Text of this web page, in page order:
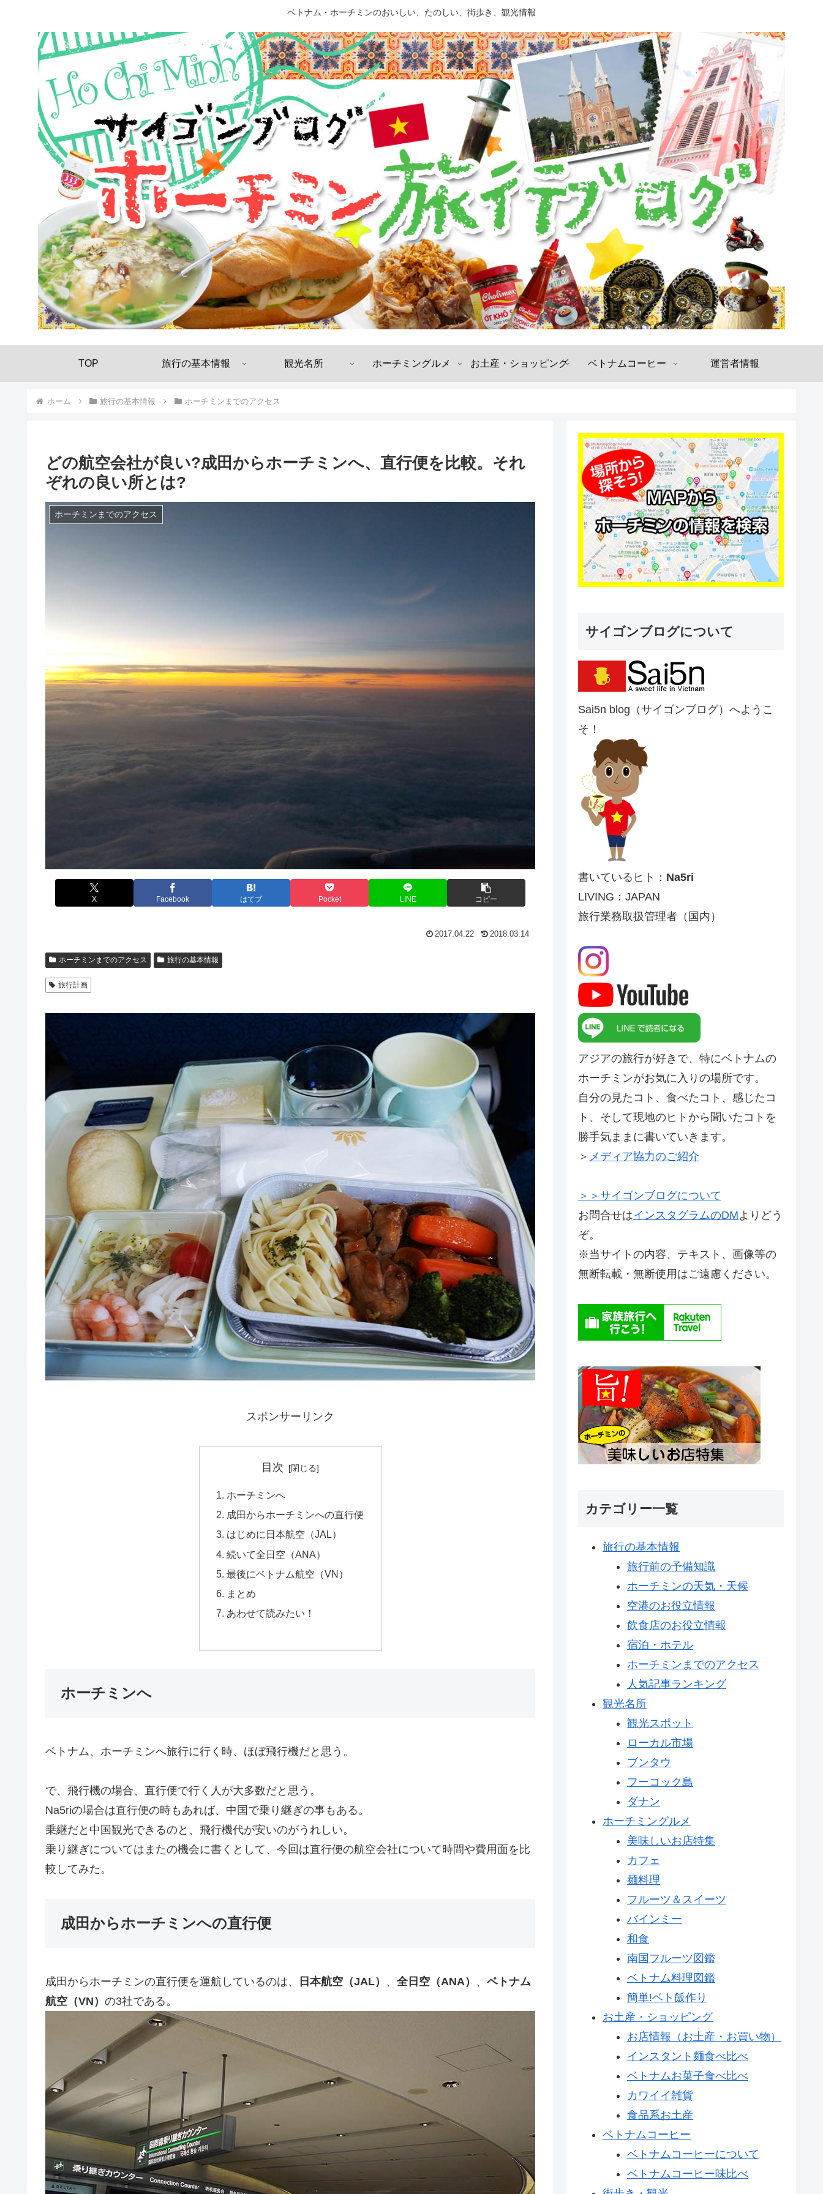
ベトナム・ホーチミンのおいしい、たのしい、街歩き、観光情報
TOP 旅行の基本情報 観光名所 ホーチミングルメ お土産・ショッピング ベトナムコーヒー 運営者情報
ホーム 旅行の基本情報 ホーチミンまでのアクセス
どの航空会社が良い?成田からホーチミンへ、直行便を比較。それ
ぞれの良い所とは?
ホーチミンまでのアクセス
X Facebook はてブ Pocket LINE コピー
2017.04.22 2018.03.14
ホーチミンまでのアクセス 旅行の基本情報
旅行計画
スポンサーリンク
目次
ホーチミンへ
成田からホーチミンへの直行便
はじめに日本航空（JAL）
続いて全日空（ANA）
最後にベトナム航空（VN）
まとめ
あわせて読みたい！
ホーチミンへ
ベトナム、ホーチミンへ旅行に行く時、ほぼ飛行機だと思う。
で、飛行機の場合、直行便で行く人が大多数だと思う。
Na5riの場合は直行便の時もあれば、中国で乗り継ぎの事もある。
乗継だと中国観光できるのと、飛行機代が安いのがうれしい。
乗り継ぎについてはまたの機会に書くとして、今回は直行便の航空会社について時間や費用面を比
較してみた。
成田からホーチミンへの直行便
成田からホーチミンの直行便を運航しているのは、 日本航空（JAL） 、 全日空（ANA） 、 ベトナム
航空（VN） の3社である。
サイゴンブログについて
Sai5n blog（サイゴンブログ）へようこ
そ！
書いているヒト： Na5ri
LIVING：JAPAN
旅行業務取扱管理者（国内）
アジアの旅行が好きで、特にベトナムの
ホーチミンがお気に入りの場所です。
自分の見たコト、食べたコト、感じたコ
ト、そして現地のヒトから聞いたコトを
勝手気ままに書いていきます。
＞ メディア協力のご紹介
＞＞サイゴンブログについて
お問合せはインスタグラムのDMよりどう
ぞ。
※当サイトの内容、テキスト、画像等の
無断転載・無断使用はご遠慮ください。
カテゴリー一覧
旅行の基本情報
旅行前の予備知識
ホーチミンの天気・天候
空港のお役立情報
飲食店のお役立情報
宿泊・ホテル
ホーチミンまでのアクセス
人気記事ランキング
観光名所
観光スポット
ローカル市場
ブンタウ
フーコック島
ダナン
ホーチミングルメ
美味しいお店特集
カフェ
麺料理
フルーツ＆スイーツ
バインミー
和食
南国フルーツ図鑑
ベトナム料理図鑑
簡単!ベト飯作り
お土産・ショッピング
お店情報（お土産・お買い物）
インスタント麺食べ比べ
ベトナムお菓子食べ比べ
カワイイ雑貨
食品系お土産
ベトナムコーヒー
ベトナムコーヒーについて
ベトナムコーヒー味比べ